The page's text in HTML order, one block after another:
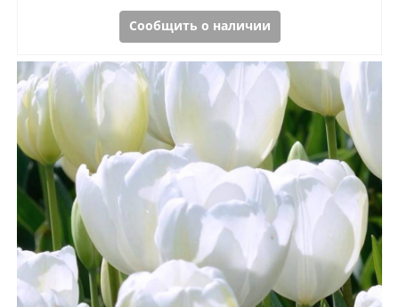
Сообщить о наличии